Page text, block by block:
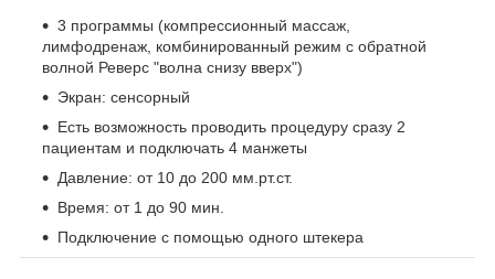
3 программы (компрессионный массаж,
лимфодренаж, комбинированный режим с обратной
волной Реверс "волна снизу вверх")
Экран: сенсорный
Есть возможность проводить процедуру сразу 2
пациентам и подключать 4 манжеты
Давление: от 10 до 200 мм.рт.ст.
Время: от 1 до 90 мин.
Подключение с помощью одного штекера